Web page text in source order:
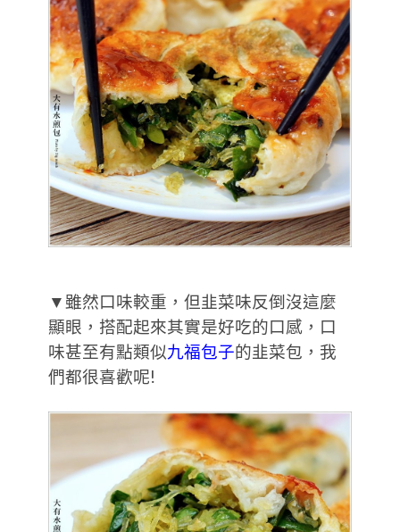
▼雖然口味較重，但韭菜味反倒沒這麼
顯眼，搭配起來其實是好吃的口感，口
味甚至有點類似九福包子的韭菜包，我
們都很喜歡呢!